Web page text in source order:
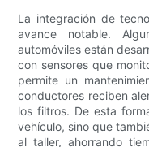
La integración de
avance notable.
automóviles están
con sensores que
permite un
conductores reciben
los filtros. De esta
vehículo, sino que
al taller, ahorrando